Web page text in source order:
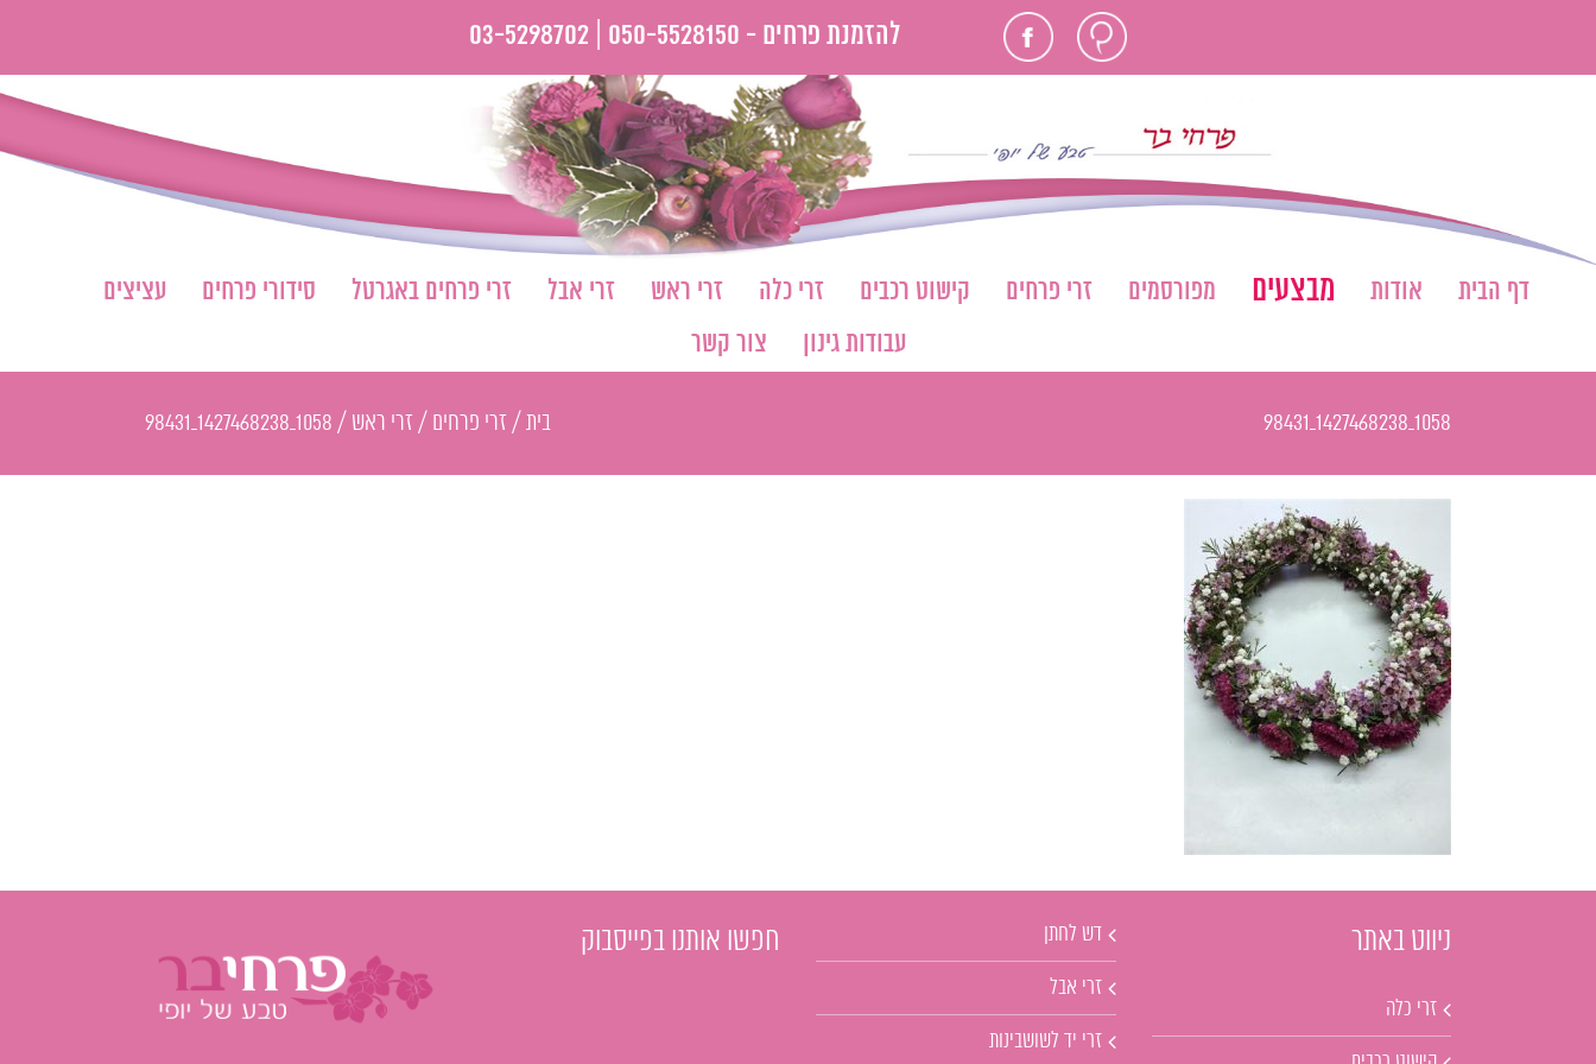
חוות
דעת
פייסבוק להזמנת פרחים - 050-5528150 |
03-5298702
דף הבית אודות מבצעים מפורסמים זרי פרחים קישוט רכבים זרי כלה זרי ראש זרי אבל זרי פרחים באגרטל סידורי פרחים
עציצים
עבודות גינון
צור קשר
1058_1427468238_98431 בית / זרי פרחים / זרי ראש /
1058_1427468238_98431
ניווט באתר
זרי כלה
דש לחתן
זרי אבל
זרי יד לשושבינות
חפשו אותנו בפייסבוק